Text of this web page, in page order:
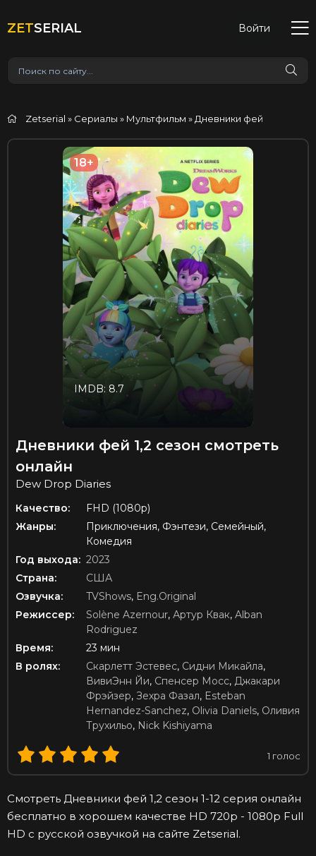
ZETSERIAL Войти
Zetserial » Сериалы » Мультфильм » Дневники фей
18+
IMDB: 8.7
Дневники фей 1,2 сезон смотреть
онлайн
Dew Drop Diaries
Качество:
FHD (1080p)
Жанры:
Приключения, Фэнтези, Семейный,
Комедия
Год выхода: 2023
Страна:
США
Озвучка:
TVShows, Eng.Original
Режиссер:
Solène Azernour, Артур Квак, Alban
Rodriguez
Время:
23 мин
В ролях:
Скарлетт Эстевес, Сидни Микайла,
ВивиЭнн Йи, Спенсер Мосс, Джакари
Фрэйзер, Зехра Фазал, Esteban
Hernandez-Sanchez, Olivia Daniels, Оливия
Трухильо, Nick Kishiyama
1 голос
Смотреть Дневники фей 1,2 сезон 1-12 серия онлайн
бесплатно в хорошем качестве HD 720p - 1080p Full
HD с русской озвучкой на сайте Zetserial.